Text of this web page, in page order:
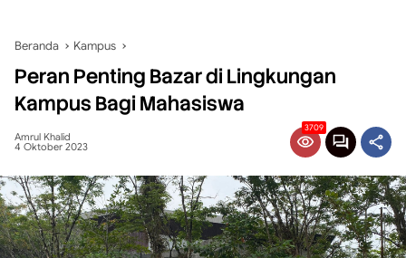
Beranda Kampus
Peran Penting Bazar di Lingkungan
Kampus Bagi Mahasiswa
Amrul Khalid
4 Oktober 2023
3709